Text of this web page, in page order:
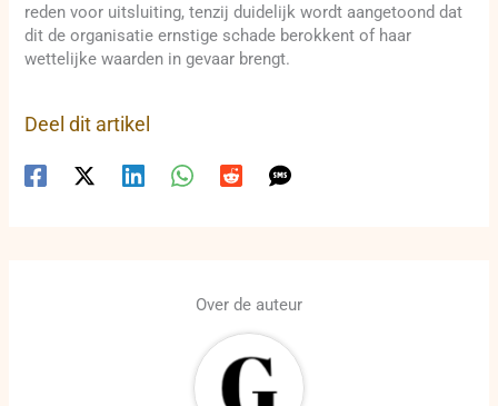
reden voor uitsluiting, tenzij duidelijk wordt aangetoond dat
dit de organisatie ernstige schade berokkent of haar
wettelijke waarden in gevaar brengt.
Deel dit artikel
Over de auteur